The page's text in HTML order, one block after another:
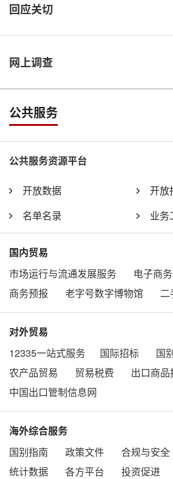
回应关切
网上调查
公共服务
公共服务资源平台
开放数据
开放
名单名录
业务
国内贸易
市场运行与流通发展服务
电子商
商务预报
老字号数字博物馆 二
对外贸易
12335一站式服务
国际招标
国
农产品贸易
贸易税费
出口商
中国出口管制信息网
海外综合服务
国别指南
政策文件 合规与安全
统计数据
各方平台 投资促进